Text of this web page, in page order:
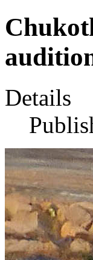
Details